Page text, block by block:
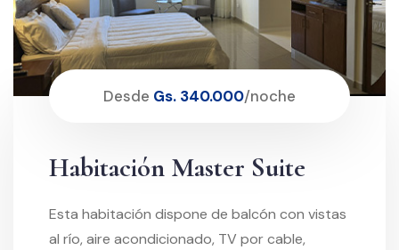
Desde Gs. 340.000/noche
Habitación Master Suite
Esta habitación dispone de balcón con vistas
al río, aire acondicionado, TV por cable,